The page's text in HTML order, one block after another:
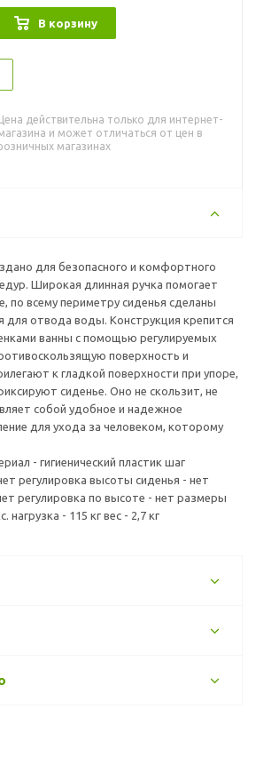
В корзину
Цена действительна только для интернет-
и может отличаться от цен в
магазинах
для безопасного и комфортного
Широкая длинная ручка помогает
по всему периметру сиденья сделаны
для отвода воды. Конструкция крепится
ванны с помощью регулируемых
поверхность и
к гладкой поверхности при упоре,
сиденье. Оно не скользит, не
собой удобное и надежное
для ухода за человеком, которому
- гигиенический пластик шаг
регулировка высоты сиденья - нет
регулировка по высоте - нет размеры
нагрузка - 115 кг вес - 2,7 кг